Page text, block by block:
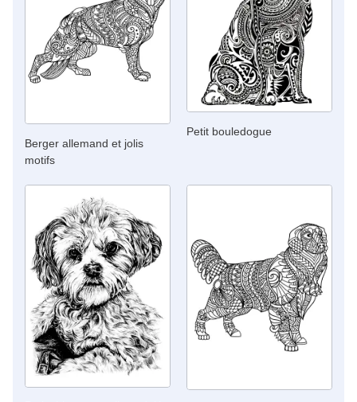
Berger allemand et jolis
motifs
Petit bouledogue